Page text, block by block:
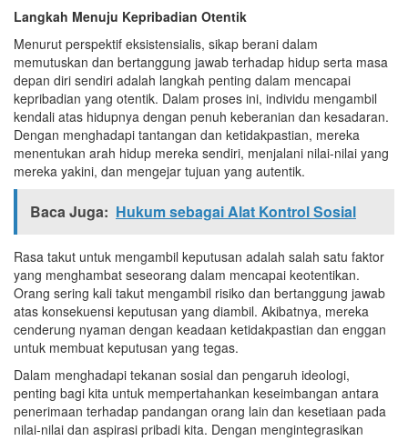
Langkah Menuju Kepribadian Otentik
Menurut perspektif eksistensialis, sikap berani dalam
memutuskan dan bertanggung jawab terhadap hidup serta masa
depan diri sendiri adalah langkah penting dalam mencapai
kepribadian yang otentik. Dalam proses ini, individu mengambil
kendali atas hidupnya dengan penuh keberanian dan kesadaran.
Dengan menghadapi tantangan dan ketidakpastian, mereka
menentukan arah hidup mereka sendiri, menjalani nilai-nilai yang
mereka yakini, dan mengejar tujuan yang autentik.
Baca Juga: Hukum sebagai Alat Kontrol Sosial
Rasa takut untuk mengambil keputusan adalah salah satu faktor
yang menghambat seseorang dalam mencapai keotentikan.
Orang sering kali takut mengambil risiko dan bertanggung jawab
atas konsekuensi keputusan yang diambil. Akibatnya, mereka
cenderung nyaman dengan keadaan ketidakpastian dan enggan
untuk membuat keputusan yang tegas.
Dalam menghadapi tekanan sosial dan pengaruh ideologi,
penting bagi kita untuk mempertahankan keseimbangan antara
penerimaan terhadap pandangan orang lain dan kesetiaan pada
nilai-nilai dan aspirasi pribadi kita. Dengan mengintegrasikan